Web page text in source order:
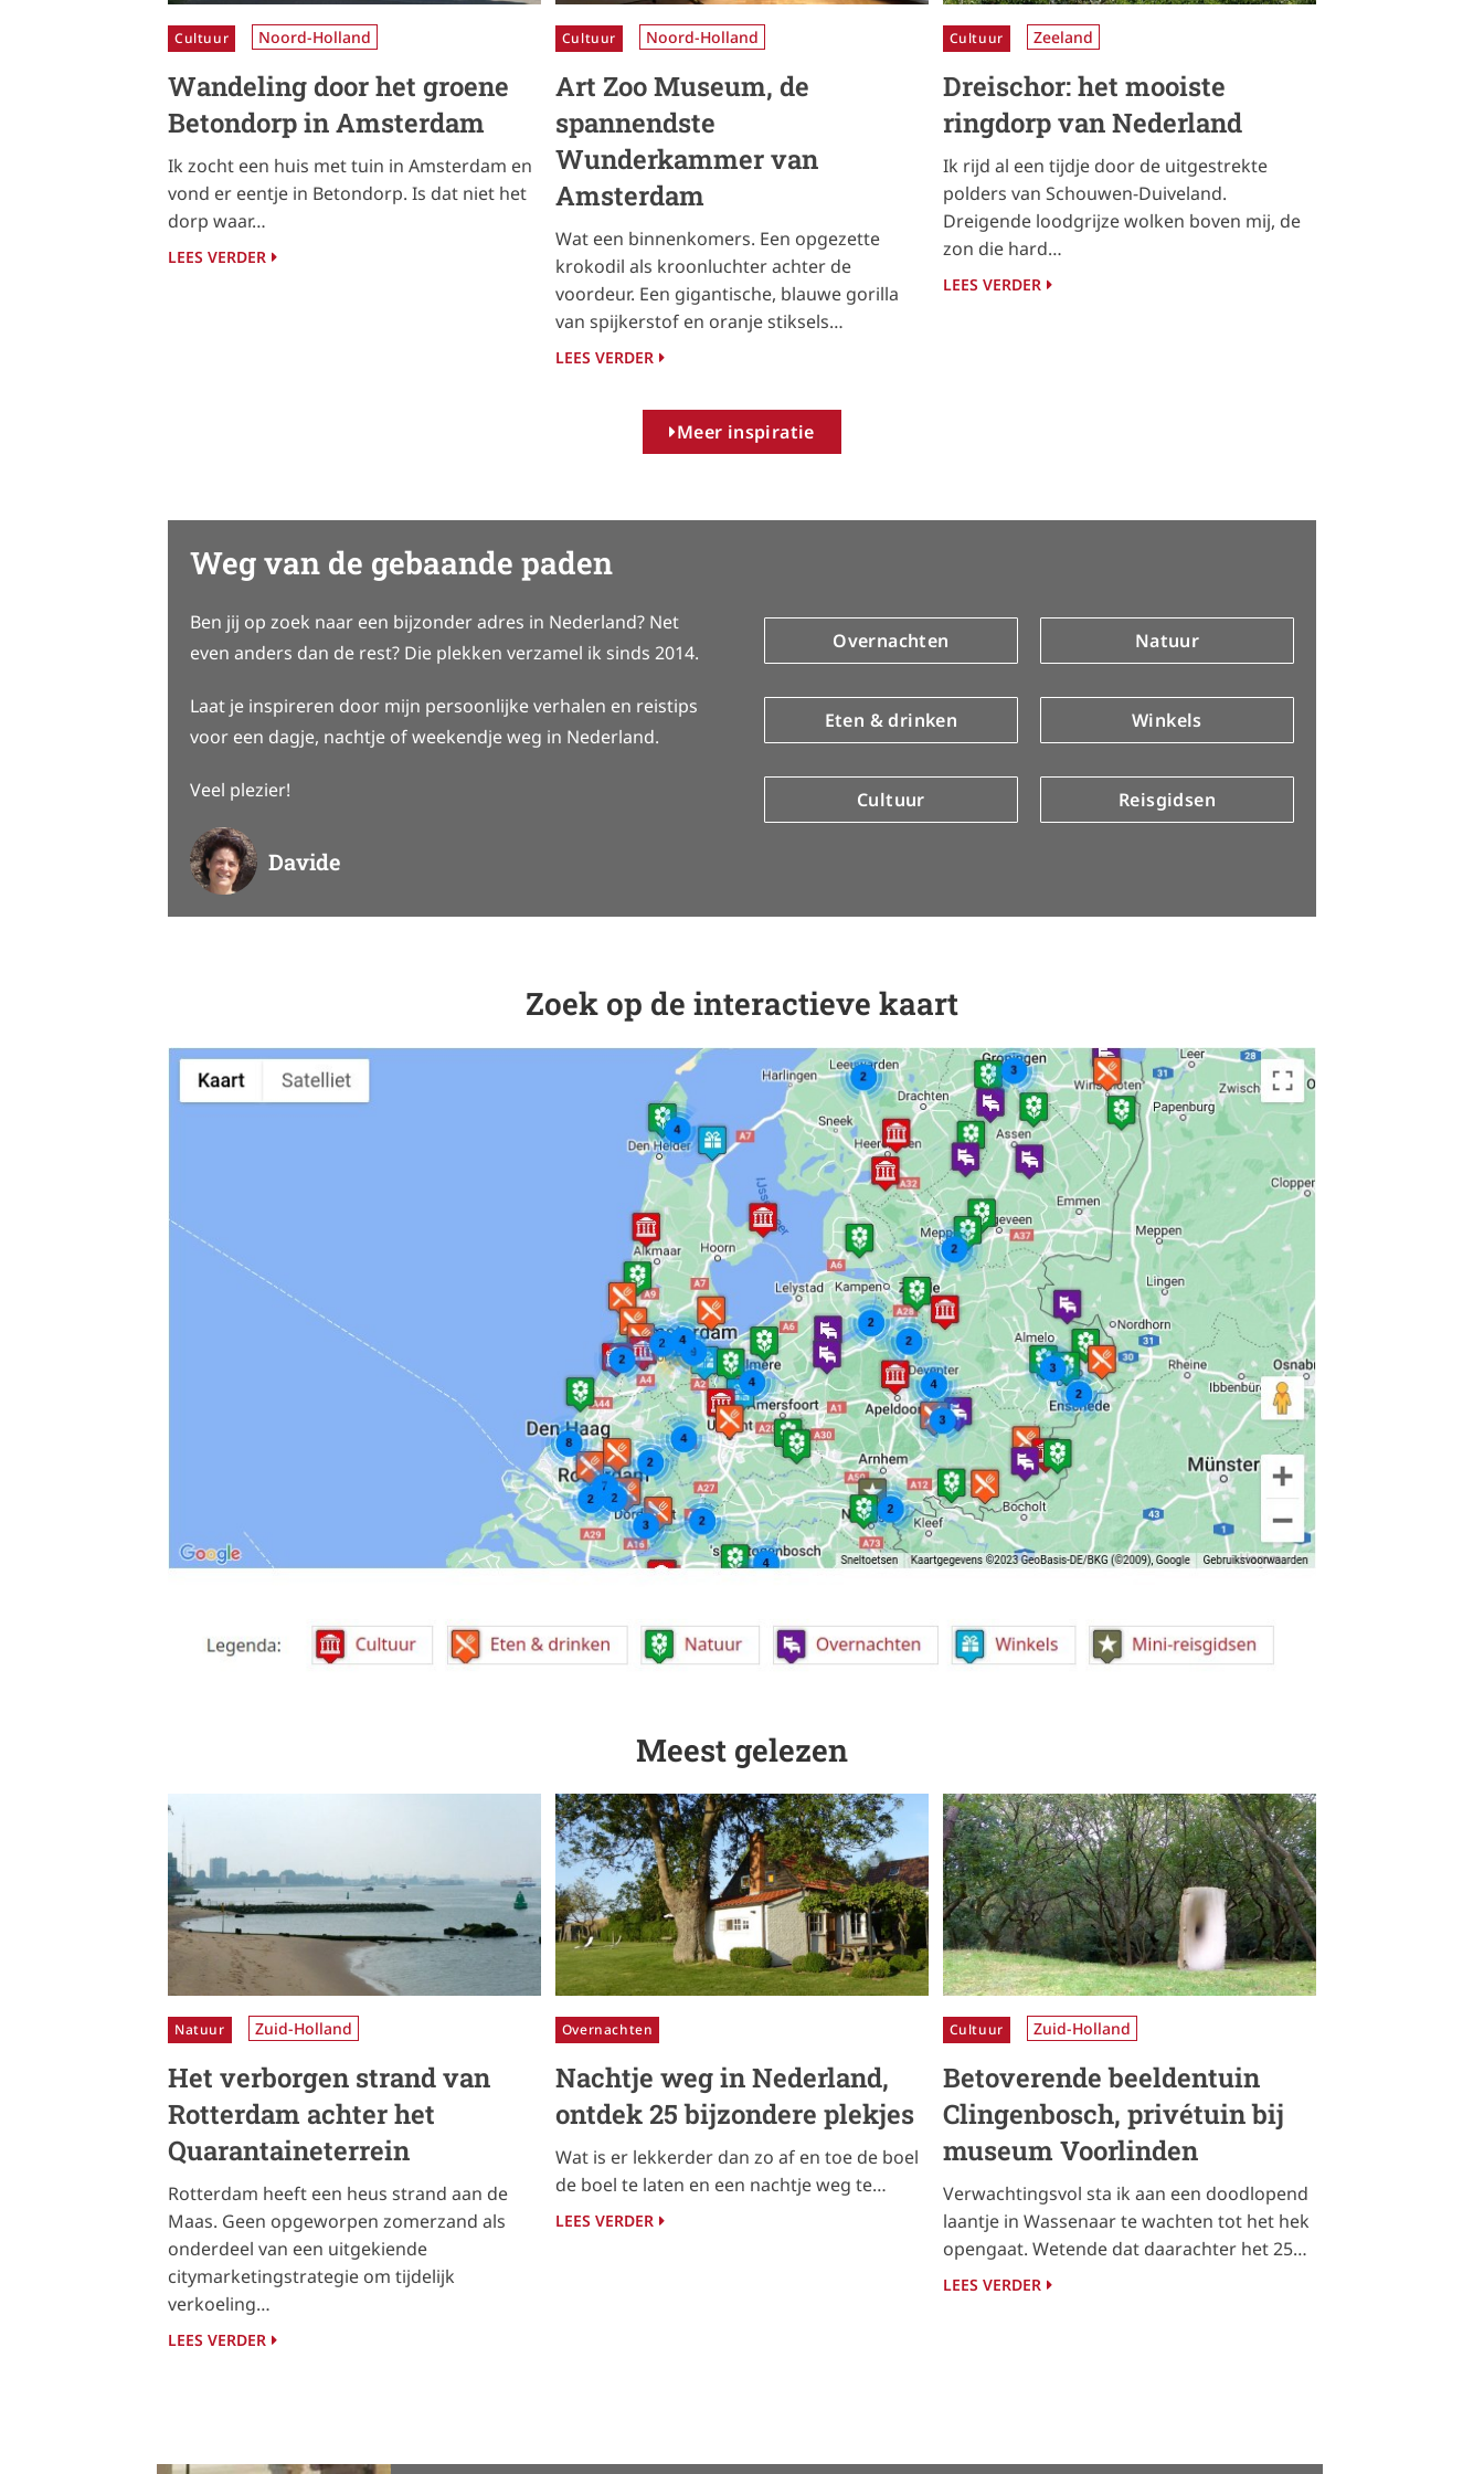
Cultuur Noord-Holland
Wandeling door het groene
Betondorp in Amsterdam
Ik zocht een huis met tuin in Amsterdam en
vond er eentje in Betondorp. Is dat niet het
dorp waar…
LEES VERDER
Cultuur Noord-Holland
Art Zoo Museum, de
spannendste
Wunderkammer van
Amsterdam
Wat een binnenkomers. Een opgezette
krokodil als kroonluchter achter de
voordeur. Een gigantische, blauwe gorilla
van spijkerstof en oranje stiksels…
LEES VERDER
Cultuur Zeeland
Dreischor: het mooiste
ringdorp van Nederland
Ik rijd al een tijdje door de uitgestrekte
polders van Schouwen-Duiveland.
Dreigende loodgrijze wolken boven mij, de
zon die hard…
LEES VERDER
Meer inspiratie
Weg van de gebaande paden
Ben jij op zoek naar een bijzonder adres in Nederland? Net
even anders dan de rest? Die plekken verzamel ik sinds 2014.
Laat je inspireren door mijn persoonlijke verhalen en reistips
voor een dagje, nachtje of weekendje weg in Nederland.
Veel plezier!
Davide
Overnachten
Eten & drinken
Cultuur
Natuur
Winkels
Reisgidsen
Zoek op de interactieve kaart
Meest gelezen
Natuur Zuid-Holland
Het verborgen strand van
Rotterdam achter het
Quarantaineterrein
Rotterdam heeft een heus strand aan de
Maas. Geen opgeworpen zomerzand als
onderdeel van een uitgekiende
citymarketingstrategie om tijdelijk
verkoeling…
LEES VERDER
Overnachten
Nachtje weg in Nederland,
ontdek 25 bijzondere plekjes
Wat is er lekkerder dan zo af en toe de boel
de boel te laten en een nachtje weg te…
LEES VERDER
Cultuur Zuid-Holland
Betoverende beeldentuin
Clingenbosch, privétuin bij
museum Voorlinden
Verwachtingsvol sta ik aan een doodlopend
laantje in Wassenaar te wachten tot het hek
opengaat. Wetende dat daarachter het 25…
LEES VERDER